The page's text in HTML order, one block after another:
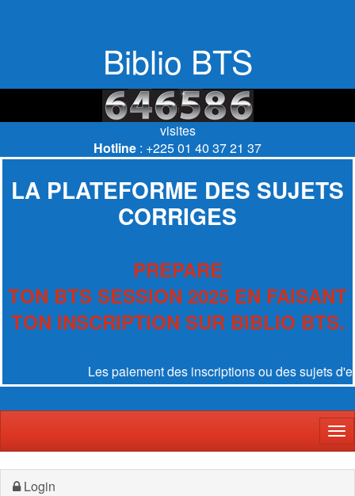
Biblio BTS
visites
Hotline : +225 01 40 37 21 37
LA PLATEFORME DES SUJETS
CORRIGES
PREPARE
TON BTS SESSION 2025 EN FAISANT
TON INSCRIPTION SUR BIBLIO BTS.
Les paiement des inscriptions ou des sujets
Login